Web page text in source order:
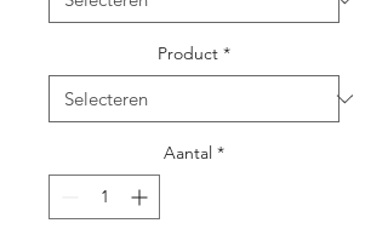
Product *
Aantal *